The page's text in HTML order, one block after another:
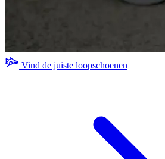
Vind de juiste loopschoenen